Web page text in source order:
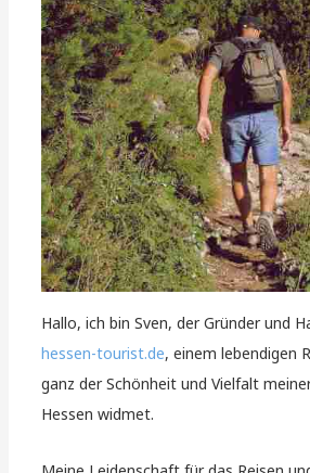
Hallo, ich bin Sven, der Gründer und
hessen-tourist.de, einem lebendigen
ganz der Schönheit und Vielfalt
Hessen widmet.